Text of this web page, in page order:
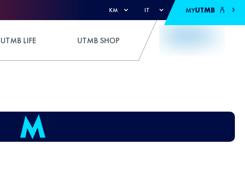
KM IT MYUTMB
UTMB LIFE UTMB SHOP